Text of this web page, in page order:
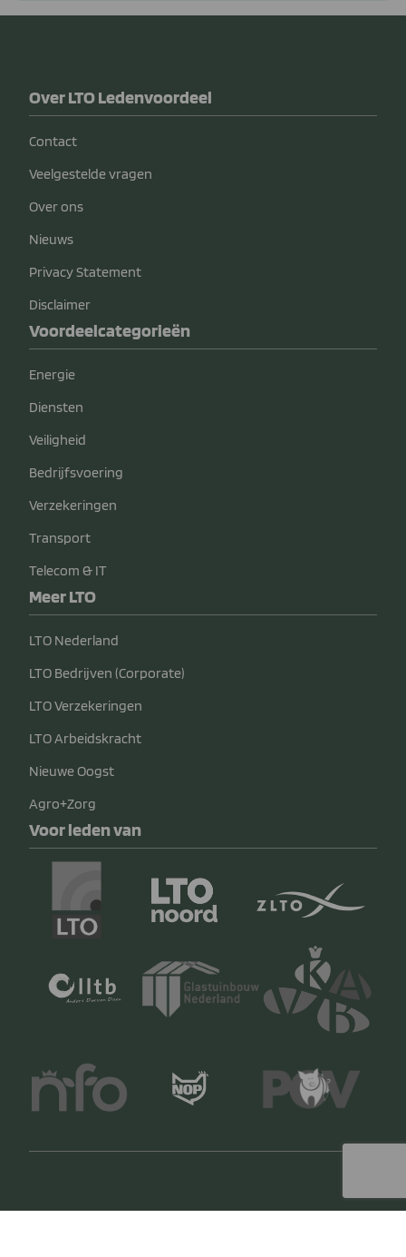
Over LTO Ledenvoordeel
Contact
Veelgestelde vragen
Over ons
Nieuws
Privacy Statement
Disclaimer
Voordeelcategorieën
Energie
Diensten
Veiligheid
Bedrijfsvoering
Verzekeringen
Transport
Telecom & IT
Meer LTO
LTO Nederland
LTO Bedrijven (Corporate)
LTO Verzekeringen
LTO Arbeidskracht
Nieuwe Oogst
Agro+Zorg
Voor leden van